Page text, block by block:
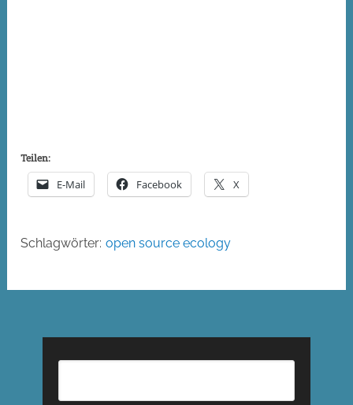
Teilen:
E-Mail Facebook X
Schlagwörter: open source ecology